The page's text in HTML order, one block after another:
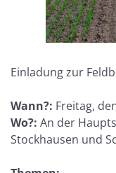
Einladung zur
Wann?: Freitag,
Wo?: An der
Stockhausen und